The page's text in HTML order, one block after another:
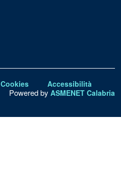
Cookies Accessibilità
Powered by ASMENET Calabria